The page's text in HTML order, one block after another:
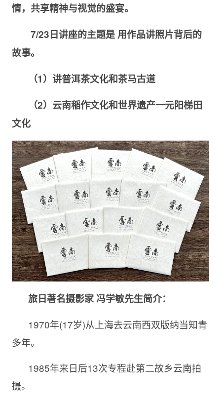
情，共享精神与视觉的盛宴。
7/23日讲座的主题是 用作品讲照片背后的
故事。
（1）讲普洱茶文化和茶马古道
（2）云南稲作文化和世界遗产一元阳梯田
文化
旅日著名摄影家冯学敏先生简介：
1970年(17岁)从上海去云南西双版纳当知青
多年。
1985年来日后13次专程赴第二故乡云南拍
摄。